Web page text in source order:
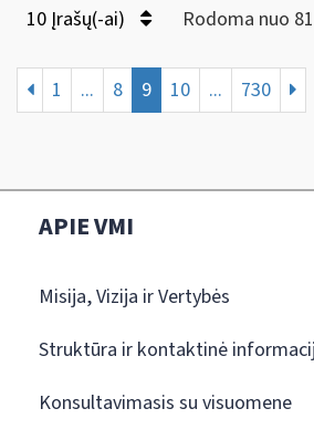
10 Įrašų(-ai) Rodoma nuo
1 ... 8 9 10 ... 730
APIE VMI
Misija, Vizija ir Vertybės
Struktūra ir kontaktinė
Konsultavimasis su visuomene